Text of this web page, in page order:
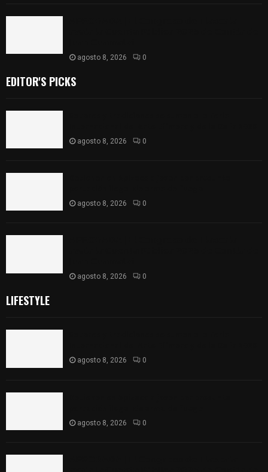
agosto 8, 2026 0
EDITOR'S PICKS
agosto 8, 2026 0
agosto 8, 2026 0
agosto 8, 2026 0
LIFESTYLE
agosto 8, 2026 0
agosto 8, 2026 0